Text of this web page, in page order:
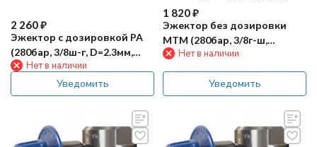
2 260₽
Эжектор с дозировкой PA
(280бар, 3/8ш-г, D=2.3мм,
лат)Нет в наличии
Уведомить
1 820₽
Эжектор без дозировки
MTM (280бар, 3/8г-ш,
D=2.3мм, латунь)
Нет в наличии
Уведомить